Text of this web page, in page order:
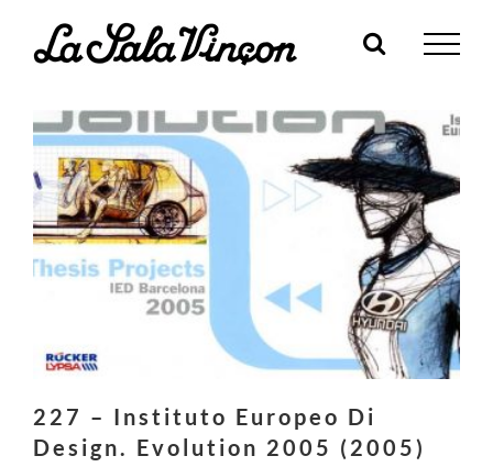
227 – Instituto Europeo Di
Design. Evolution 2005 (2005)